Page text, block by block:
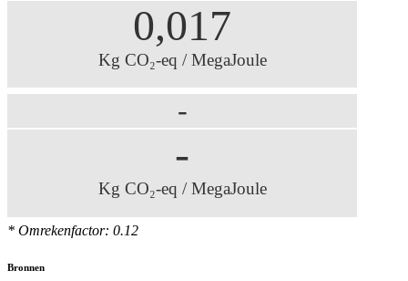
0,017
Kg CO₂-eq / MegaJoule
-
-
Kg CO₂-eq / MegaJoule
* Omrekenfactor: 0.12
Bronnen